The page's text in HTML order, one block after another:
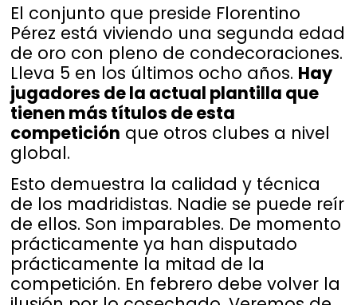
El conjunto que preside Florentino
Pérez está viviendo una segunda edad
de oro con pleno de condecoraciones.
Lleva 5 en los últimos ocho años. Hay
jugadores de la actual plantilla que
tienen más títulos de esta
competición que otros clubes a nivel
global.
Esto demuestra la calidad y técnica
de los madridistas. Nadie se puede reír
de ellos. Son imparables. De momento
prácticamente ya han disputado
prácticamente la mitad de la
competición. En febrero debe volver la